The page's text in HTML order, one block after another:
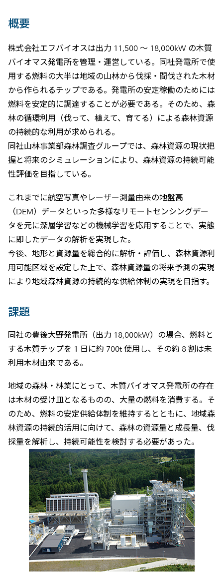
概要
株式会社エフバイオスは出力 11,500 ～ 18,000kW の木質
バイオマス発電所を管理・運営している。同社発電所で使
用する燃料の大半は地域の山林から伐採・間伐された木材
から作られるチップである。発電所の安定稼働のためには
燃料を安定的に調達することが必要である。そのため、森
林の循環利用（伐って、植えて、育てる）による森林資源
の持続的な利用が求められる。
同社山林事業部森林調査グループでは、森林資源の現状把
握と将来のシミュレーションにより、森林資源の持続可能
性評価を目指している。
これまでに航空写真やレーザー測量由来の地盤高
（DEM）データといった多様なリモートセンシングデー
タを元に深層学習などの機械学習を応用することで、実態
に即したデータの解析を実現した。
今後、地形と資源量を総合的に解析・評価し、森林資源利
用可能区域を設定した上で、森林資源量の将来予測の実現
により地域森林資源の持続的な供給体制の実現を目指す。
課題
同社の豊後大野発電所（出力 18,000kW）の場合、燃料と
する木質チップを 1 日に約 700t 使用し、その約 8 割は未
利用木材由来である。
地域の森林・林業にとって、木質バイオマス発電所の存在
は木材の受け皿となるものの、大量の燃料を消費する。そ
のため、燃料の安定供給体制を維持するとともに、地域森
林資源の持続的活用に向けて、森林の資源量と成長量、伐
採量を解析し、持続可能性を検討する必要があった。